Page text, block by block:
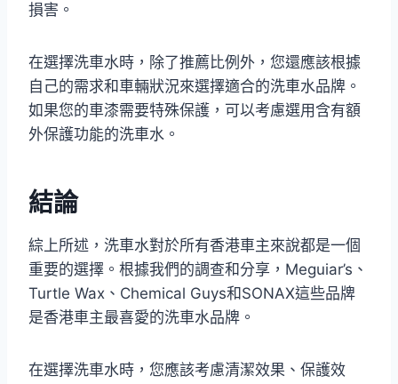
損害。
在選擇洗車水時，除了推薦比例外，您還應該根據
自己的需求和車輛狀況來選擇適合的洗車水品牌。
如果您的車漆需要特殊保護，可以考慮選用含有額
外保護功能的洗車水。
結論
綜上所述，洗車水對於所有香港車主來說都是一個
重要的選擇。根據我們的調查和分享，Meguiar’s、
Turtle Wax、Chemical Guys和SONAX這些品牌
是香港車主最喜愛的洗車水品牌。
在選擇洗車水時，您應該考慮清潔效果、保護效